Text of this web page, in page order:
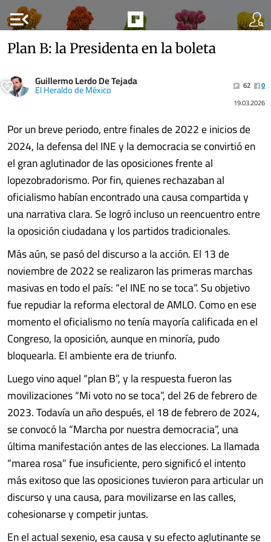
menu_open
Plan B: la Presidenta en la boleta
Guillermo Lerdo De Tejada
El Heraldo de México 62
0
19.03.2026
Por un breve periodo, entre finales de 2022 e inicios de
2024, la defensa del INE y la democracia se convirtió en
el gran aglutinador de las oposiciones frente al
lopezobradorismo. Por fin, quienes rechazaban al
oficialismo habían encontrado una causa compartida y
una narrativa clara. Se logró incluso un reencuentro entre
la oposición ciudadana y los partidos tradicionales.
Más aún, se pasó del discurso a la acción. El 13 de
noviembre de 2022 se realizaron las primeras marchas
masivas en todo el país: “el INE no se toca”. Su objetivo
fue repudiar la reforma electoral de AMLO. Como en ese
momento el oficialismo no tenía mayoría calificada en el
Congreso, la oposición, aunque en minoría, pudo
bloquearla. El ambiente era de triunfo.
Luego vino aquel “plan B”, y la respuesta fueron las
movilizaciones “Mi voto no se toca”, del 26 de febrero de
2023. Todavía un año después, el 18 de febrero de 2024,
se convocó la “Marcha por nuestra democracia”, una
última manifestación antes de las elecciones. La llamada
“marea rosa” fue insuficiente, pero significó el intento
más exitoso que las oposiciones tuvieron para articular un
discurso y una causa, para movilizarse en las calles,
cohesionarse y competir juntas.
En el actual sexenio, esa causa y su efecto aglutinante se